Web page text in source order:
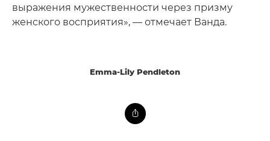
выражения мужественности через призму
женского восприятия», — отмечает Ванда.
Emma-Lily Pendleton